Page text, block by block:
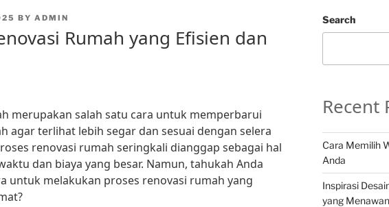
BY ADMIN
Rumah yang Efisien dan
merupakan salah satu cara untuk memperbarui
agar terlihat lebih segar dan sesuai dengan selera
renovasi rumah seringkali dianggap sebagai hal
dan biaya yang besar. Namun, tahukah Anda
untuk melakukan proses renovasi rumah yang
Search
Recent
Cara Memilih
Anda
Inspirasi
yang Menawan